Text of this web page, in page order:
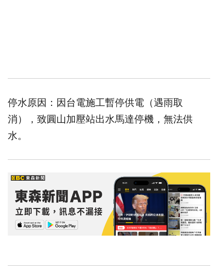
停水原因：因台電施工暫停供電（遇雨取
消），致圓山加壓站出水馬達停機，無法供
水。